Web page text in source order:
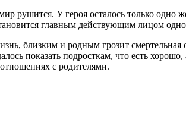
рушится. У героя осталось только одно
главным действующим лицом
близким и родным грозит смертельная
показать подросткам, что есть хорошо,
с родителями.